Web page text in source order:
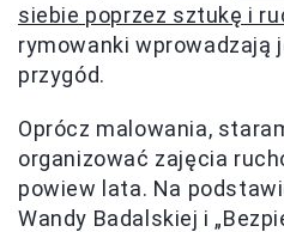
siebie poprzez sztukę i
rymowanki wprowadzają
przygód.
Oprócz malowania,
organizować zajęcia
powiew lata. Na
Wandy Badalskiej i